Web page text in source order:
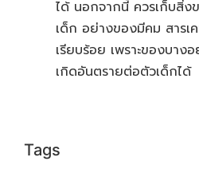
ได้ นอกจากนี้ ควรเก็บสิ่ง
เด็ก อย่างของมีคม สารเ
เรียบร้อย เพราะของบาง
เกิดอันตรายต่อตัวเด็กได้
Tags